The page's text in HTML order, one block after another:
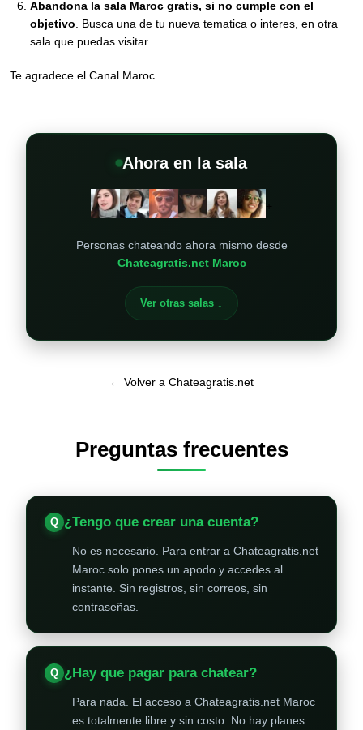
Abandona la sala Maroc gratis, si no cumple con el
objetivo . Busca una de tu nueva tematica o interes, en otra
sala que puedas visitar.
Te agradece el Canal Maroc
Ahora en la sala
Personas chateando ahora mismo desde
Chateagratis.net Maroc
Ver otras salas ↓
← Volver a Chateagratis.net
Preguntas frecuentes
¿Tengo que crear una cuenta?
No es necesario. Para entrar a Chateagratis.net
Maroc solo pones un apodo y accedes al
instante. Sin registros, sin correos, sin
contraseñas.
¿Hay que pagar para chatear?
Para nada. El acceso a Chateagratis.net Maroc
es totalmente libre y sin costo. No hay planes